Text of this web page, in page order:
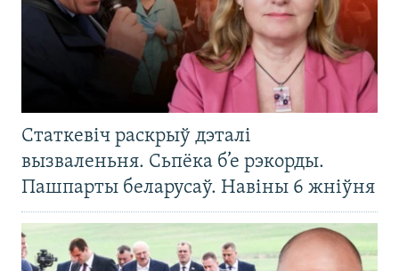
Статкевіч раскрыў дэталі
вызваленьня. Сьпёка б’е рэкорды.
Пашпарты беларусаў. Навіны 6 жніўня